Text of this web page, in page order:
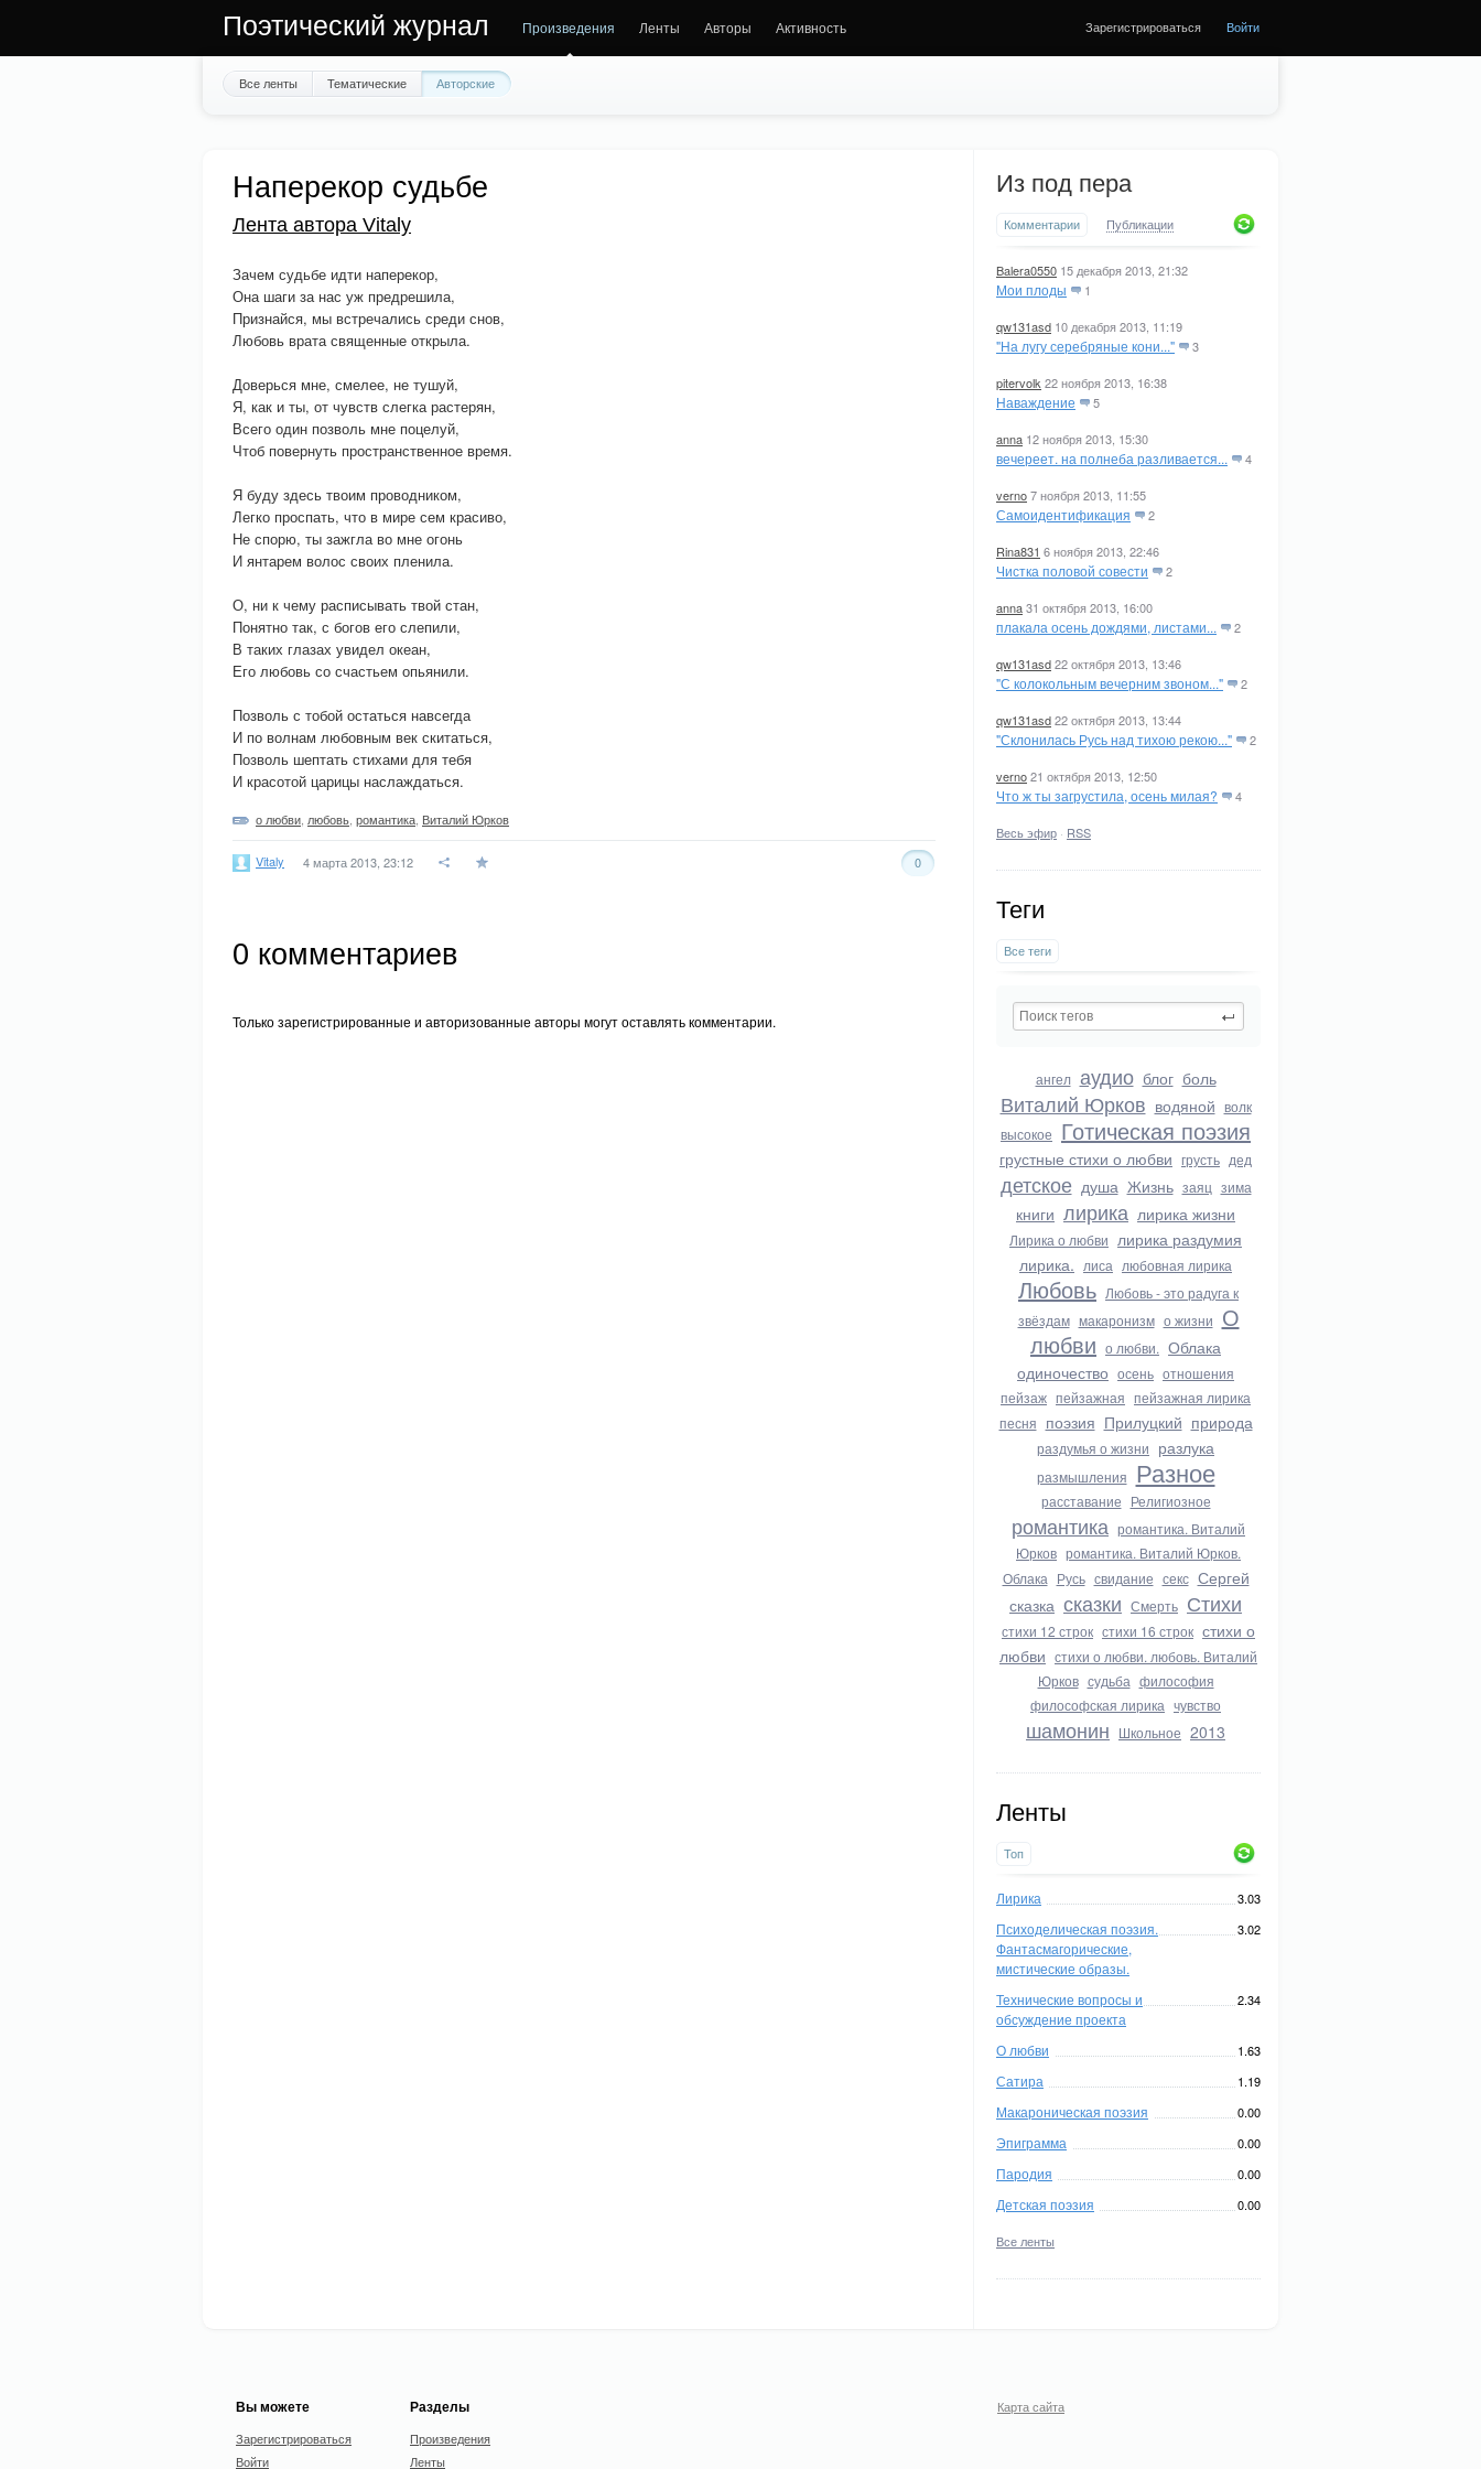
Поэтический журнал Произведения Ленты Авторы Активность Зарегистрироваться Войти
Все ленты Тематические Авторские
Из под пера
Комментарии Публикации
Balera0550 15 декабря 2013, 21:32
Мои плоды 1
qw131asd 10 декабря 2013, 11:19
"На лугу серебряные кони..." 3
pitervolk 22 ноября 2013, 16:38
Наваждение 5
anna 12 ноября 2013, 15:30
вечереет. на полнеба разливается... 4
verno7 ноября 2013, 11:55
Самоидентификация 2
Rina831 6 ноября 2013, 22:46
Чистка половой совести 2
anna31 октября 2013, 16:00
плакала осень дождями, листами... 2
qw131asd22 октября 2013, 13:46
"С колокольным вечерним звоном..." 2
qw131asd22 октября 2013, 13:44
"Склонилась Русь над тихою рекою..." 2
verno21 октября 2013, 12:50
Что ж ты загрустила, осень милая? 4
Весь эфир · RSS
Теги
Все теги
ангел аудио блог боль
Виталий Юрков водяной волк
высокое Готическая поэзия
грустные стихи о любви грусть дед
детское душа Жизнь заяц зима
книги лирика лирика жизни
Лирика о любви лирика раздумия
лирика. лиса любовная лирика
Любовь Любовь - это радуга к
звёздам макаронизм о жизни О
любви о любви. Облака
одиночество осень отношения
пейзаж пейзажная пейзажная лирика
песня поэзия Прилуцкий природа
раздумья о жизни разлука
размышления Разное
расставание Религиозное
романтика романтика. Виталий
Юрков романтика. Виталий Юрков.
Облака Русь свидание секс Сергей
сказка сказки Смерть Стихи
стихи 12 строк стихи 16 строк стихи о
любви стихи о любви. любовь. Виталий
Юрков судьба философия
философская лирика чувство
шамонин Школьное 2013
Ленты
Топ
Лирика 3.03
Психоделическая поэзия.
Фантасмагорические,
мистические образы.
3.02
Технические вопросы и
обсуждение проекта
2.34
О любви 1.63
Сатира 1.19
Макароническая поэзия 0.00
Эпиграмма 0.00
Пародия 0.00
Детская поэзия 0.00
Все ленты
Наперекор судьбе
Лента автора Vitaly
Зачем судьбе идти наперекор,
Она шаги за нас уж предрешила,
Признайся, мы встречались среди снов,
Любовь врата священные открыла.
Доверься мне, смелее, не тушуй,
Я, как и ты, от чувств слегка растерян,
Всего один позволь мне поцелуй,
Чтоб повернуть пространственное время.
Я буду здесь твоим проводником,
Легко проспать, что в мире сем красиво,
Не спорю, ты зажгла во мне огонь
И янтарем волос своих пленила.
О, ни к чему расписывать твой стан,
Понятно так, с богов его слепили,
В таких глазах увидел океан,
Его любовь со счастьем опьянили.
Позволь с тобой остаться навсегда
И по волнам любовным век скитаться,
Позволь шептать стихами для тебя
И красотой царицы наслаждаться.
о любви любовь романтика Виталий Юрков
Vitaly 4 марта 2013, 23:12 0
0 комментариев
Только зарегистрированные и авторизованные авторы могут оставлять комментарии.
Вы можете
Зарегистрироваться
Войти
Разделы
Произведения
Ленты
Карта сайта